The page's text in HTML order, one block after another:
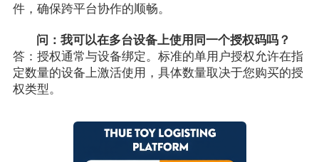
件，确保跨平台协作的顺畅。
问：我可以在多台设备上使用同一个授权码吗？
答：授权通常与设备绑定。标准的单用户授权允许在指
定数量的设备上激活使用，具体数量取决于您购买的授
权类型。